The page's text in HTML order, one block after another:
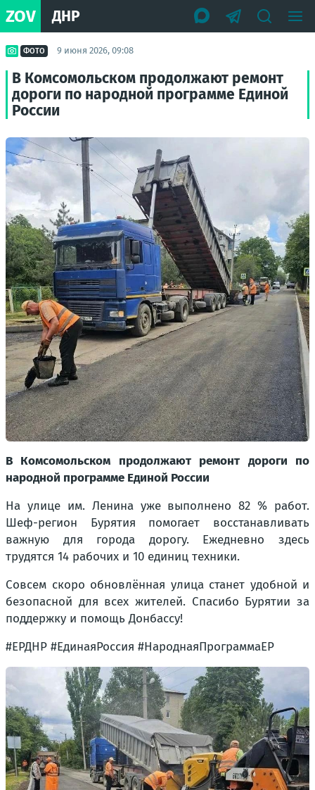
ZOV ДНР
ФОТО 9 июня 2026, 09:08
В Комсомольском продолжают ремонт
дороги по народной программе Единой
России
В Комсомольском продолжают ремонт дороги по
народной программе Единой России
На улице им. Ленина уже выполнено 82 % работ.
Шеф-регион Бурятия помогает восстанавливать
важную для города дорогу. Ежедневно здесь
трудятся 14 рабочих и 10 единиц техники.
Совсем скоро обновлённая улица станет удобной и
безопасной для всех жителей. Спасибо Бурятии за
поддержку и помощь Донбассу!
#ЕРДНР #ЕдинаяРоссия #НароднаяПрограммаЕР